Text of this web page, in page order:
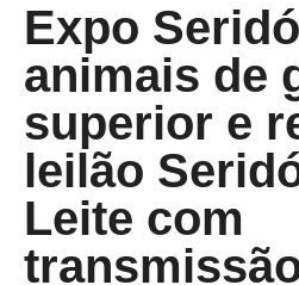
Expo
animais de
superior e
leilão
Leite com